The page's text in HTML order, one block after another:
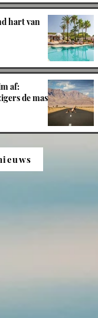
hart van
af:
de massa